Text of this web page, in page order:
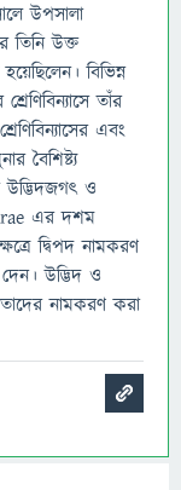
উপসালা
তিনি উক্ত
বিভিন্ন
তাঁর
এবং
বৈশিষ্ট্য
উদ্ভিদজগৎ ও
এর দশম
দ্বিপদ নামকরণ
উদ্ভিদ ও
নামকরণ করা